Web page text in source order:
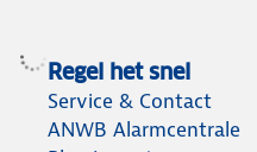
Regel het snel
Service & Contact
ANWB Alarmcentrale